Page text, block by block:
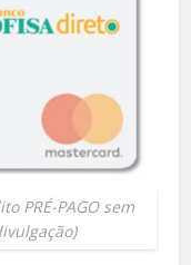
PRÉ-PAGO sem